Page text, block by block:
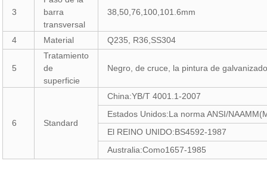
3
barra
transversal
38,50,76,100,101.6mm
4 Material Q235, R36,SS304
5
Tratamiento
de
superficie
Negro, de cruce, la pintura de
6 Standard
China:YB/T 4001.1-2007
Estados Unidos:La norma ANSI/
El REINO UNIDO:BS4592-1987
Australia:Como1657-1985